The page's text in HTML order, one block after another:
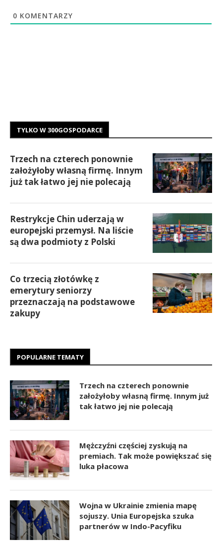
0 KOMENTARZY
TYLKO W 300GOSPODARCE
Trzech na czterech ponownie
założyłoby własną firmę. Innym
już tak łatwo jej nie polecają
Restrykcje Chin uderzają w
europejski przemysł. Na liście
są dwa podmioty z Polski
Co trzecią złotówkę z
emerytury seniorzy
przeznaczają na podstawowe
zakupy
POPULARNE TEMATY
Trzech na czterech ponownie
założyłoby własną firmę. Innym już
tak łatwo jej nie polecają
Mężczyźni częściej zyskują na
premiach. Tak może powiększać się
luka płacowa
Wojna w Ukrainie zmienia mapę
sojuszy. Unia Europejska szuka
partnerów w Indo-Pacyfiku